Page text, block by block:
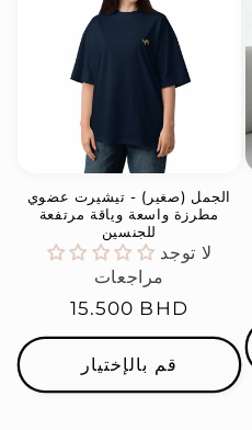
الجمل (صغير) - تيشيرت عضوي
مطرزة واسعة وياقة مرتفعة
للجنسين
لا توجد
مراجعات
السعر
العادي
15.500 BHD
قم بالإختيار